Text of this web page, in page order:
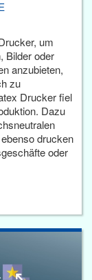
um
Bilder oder
anzubieten,
zu
Drucker fiel
Dazu
drucken
oder